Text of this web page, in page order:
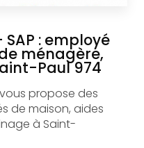
SAP : employé
ménagère,
Paul 974
vous propose des
de maison, aides
à Saint-